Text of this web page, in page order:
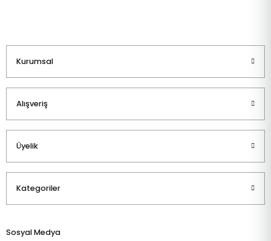
Kurumsal
Alışveriş
Üyelik
Kategoriler
Sosyal Medya